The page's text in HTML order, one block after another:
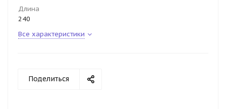
Длина
240
Все характеристики
Поделиться